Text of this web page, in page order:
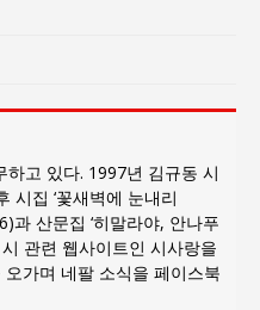
고 있다. 1997년 김규동 시
시집 ‘꽃새벽에 눈내리
과 산문집 ‘히말라야, 안나푸
관련 웹사이트인 시사랑을
가며 네팔 소식을 페이스북